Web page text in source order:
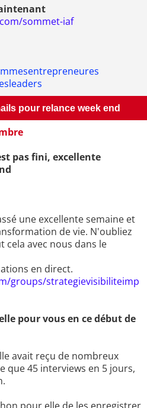
sommet-iaf
pour relance week end
pas fini, excellente
une excellente semaine et
de vie. N'oubliez
cela avec nous dans le
en direct.
groups/strategievisibiliteimp
pour vous en ce début de
avait reçu de nombreux
que 45 interviews en 5 jours,